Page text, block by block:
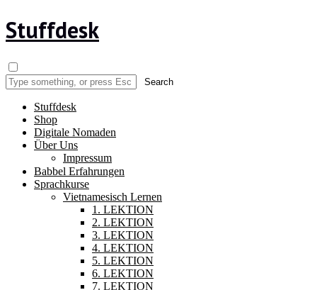
Stuffdesk
Stuffdesk
Shop
Digitale Nomaden
Über Uns
Impressum
Babbel Erfahrungen
Sprachkurse
Vietnamesisch Lernen
1. LEKTION
2. LEKTION
3. LEKTION
4. LEKTION
5. LEKTION
6. LEKTION
7. LEKTION